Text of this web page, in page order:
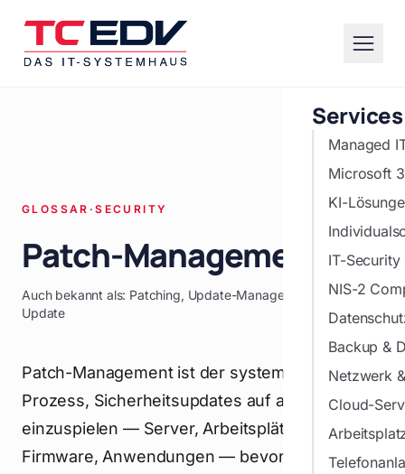
Services
Managed
Microsoft
KI-
IT-Security
NIS-2
Backup &
Netzwerk
Cloud-
GLOSSAR ·SECURITY
Patch-Management
Auch bekannt als: Patching, Update-Management, Windows
Update
Patch-Management ist der systematische
Prozess, Sicherheitsupdates auf alle Systeme
einzuspielen — Server, Arbeitsplätze,
Firmware, Anwendungen — bevor Angreifer